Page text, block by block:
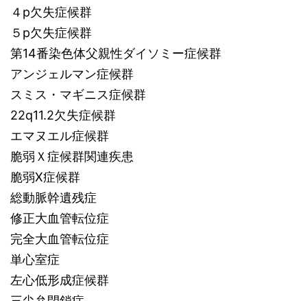
４p欠失症候群
５p欠失症候群
第14番染色体父親性ダイソミー症候群
アンジェルマン症候群
スミス・マギニス症候群
22q11.2欠失症候群
エマヌエル症候群
脆弱Ｘ症候群関連疾患
脆弱X症候群
総動脈幹遺残症
修正大血管転位症
完全大血管転位症
単心室症
左心低形成症候群